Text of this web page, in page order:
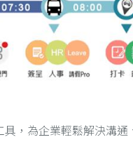
具，為企業輕鬆解決溝通